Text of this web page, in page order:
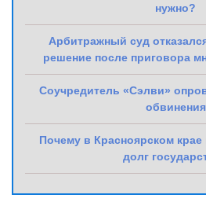
нужно?
Арбитражный суд
решение после приговора
Соучредитель «Сэлви»
обвинения
Почему в Красноярском
долг